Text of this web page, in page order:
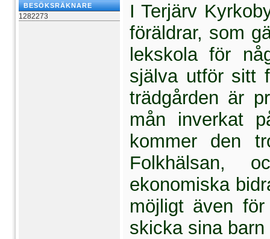
BESÖKSRÄKNARE
1282273
I Terjärv
föräldrar, som
lekskola för
själva utför sitt
trädgården är
mån inverkat
kommer den
Folkhälsan,
ekonomiska
möjligt även
skicka sina